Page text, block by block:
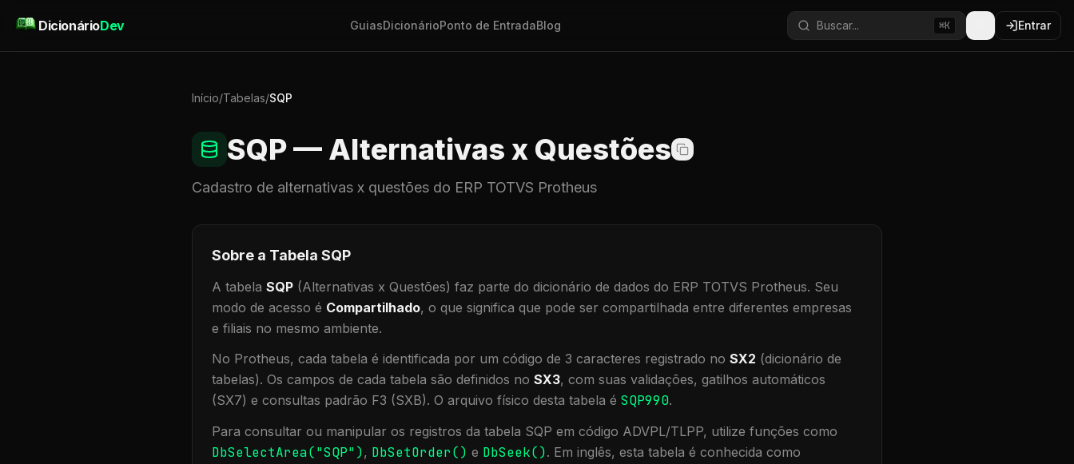
DicionárioDev GuiasDicionárioPonto de EntradaBlog Buscar... ⌘K Entrar
Início/Tabelas/SQP
SQP— Alternativas x Questões
Cadastro de alternativas x questões do ERP TOTVS Protheus
Sobre a Tabela SQP
A tabela SQP (Alternativas x Questões) faz parte do dicionário de dados do ERP TOTVS Protheus. Seu
modo de acesso é Compartilhado, o que significa que pode ser compartilhada entre diferentes empresas
e filiais no mesmo ambiente.
No Protheus, cada tabela é identificada por um código de 3 caracteres registrado no SX2 (dicionário de
tabelas). Os campos de cada tabela são definidos no SX3, com suas validações, gatilhos automáticos
(SX7) e consultas padrão F3 (SXB). O arquivo físico desta tabela é SQP990.
Para consultar ou manipular os registros da tabela SQP em código ADVPL/TLPP, utilize funções como
DbSelectArea("SQP"), DbSetOrder() e DbSeek(). Em inglês, esta tabela é conhecida como